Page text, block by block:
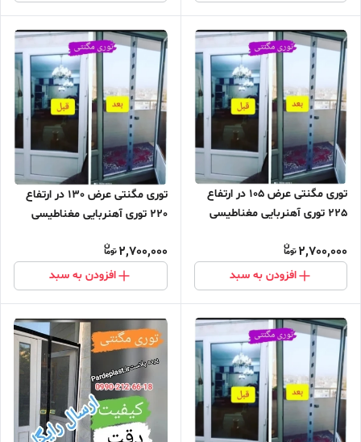
توری مگنتی عرض 105 در ارتفاع
225 توری آهنربایی مغناطیسی
مگنتی پرده توری بالکن توری
مغازه پرده مغازه
2,700,000
افزودن به سبد
توری مگنتی عرض 130 در ارتفاع
220 توری آهنربایی مغناطیسی
مگنتی پرده توری بالکن توری
مغازه پرده مغازه
2,700,000
افزودن به سبد